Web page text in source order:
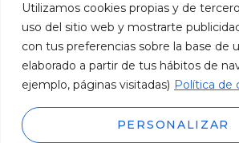
Utilizamos cookies propias y de
uso del sitio web y mostrarte
con tus preferencias sobre la base de
elaborado a partir de tus hábitos de
ejemplo, páginas visitadas) Política de
PERSONALIZAR
Llámanos
952 198 093
Av. de los Boliches, 43, 29640